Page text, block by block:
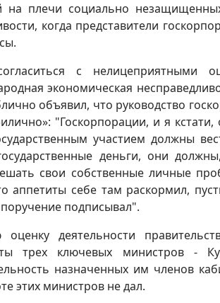
на плечи социально
когда представители
с нелицеприятными
экономическая
объявил, что руководство
"Госкорпорации, и я
участием должны
деньги, они
свои собственные личные
аппетиты себе там раскормил,
подписывал".
оценку деятельности
трех ключевых министров -
назначенных им членов
этих министров не дал.